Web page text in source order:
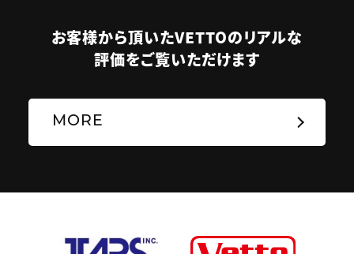
お客様から頂いたVETTOのリアルな
評価をご覧いただけます
MORE